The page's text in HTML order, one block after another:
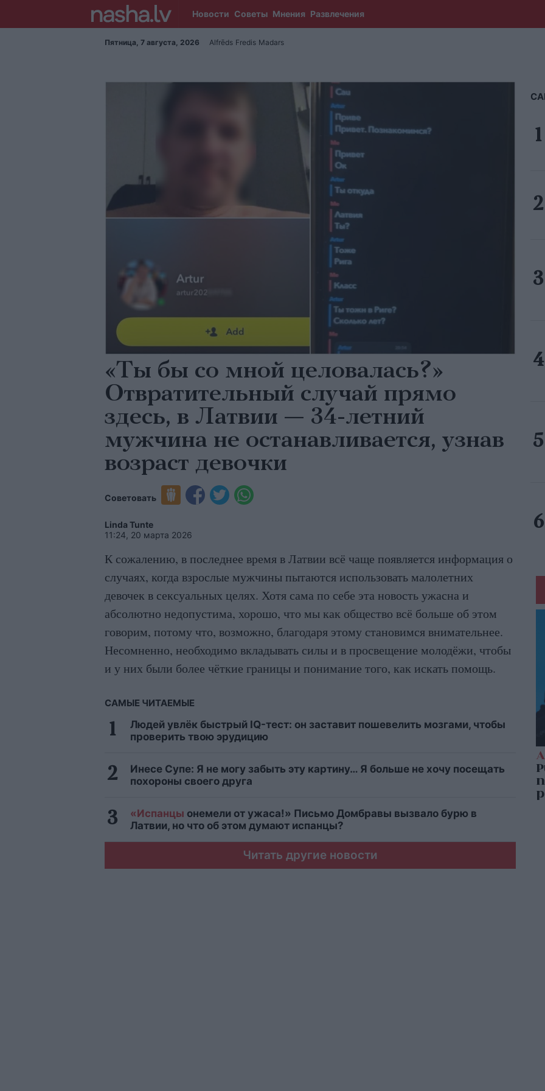
Новости Советы Мнения Развлечения
Пятница, 7 августа, 2026 Alfrēds Fredis Madars
«Ты бы со мной целовалась?»
Отвратительный случай прямо
здесь, в Латвии — 34-летний
мужчина не останавливается, узнав
возраст девочки
Советовать
Linda Tunte
11:24, 20 марта 2026
К сожалению, в последнее время в Латвии всё чаще появляется информация о
случаях, когда взрослые мужчины пытаются использовать малолетних
девочек в сексуальных целях. Хотя сама по себе эта новость ужасна и
абсолютно недопустима, хорошо, что мы как общество всё больше об этом
говорим, потому что, возможно, благодаря этому становимся внимательнее.
Несомненно, необходимо вкладывать силы и в просвещение молодёжи, чтобы
и у них были более чёткие границы и понимание того, как искать помощь.
САМЫЕ ЧИТАЕМЫЕ
Людей увлёк быстрый IQ-тест: он заставит пошевелить мозгами, чтобы
проверить твою эрудицию
Инесе Супе: Я не могу забыть эту картину… Я больше не хочу посещать
похороны своего друга
«Испанцы онемели от ужаса!» Письмо Домбравы вызвало бурю в
Латвии, но что об этом думают испанцы?
Читать другие новости